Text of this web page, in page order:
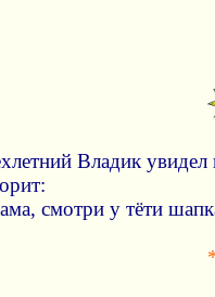
Владик
смотри у тёти